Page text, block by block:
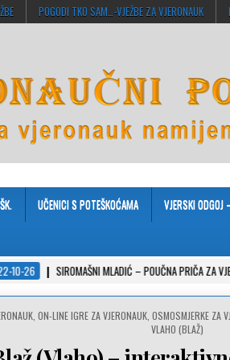
POGODI TKO SAM…-VJEŽBE ZA VJERONAUK
UČENICI S POTEŠKOĆAMA VJERSKI
MLADIĆ – POUČNA PRIČA ZA VJERONAUK PPS
, ON-LINE IGRE ZA VJERONAUK, OSMOSMJERKE ZA
VLAHO (BLAŽ)